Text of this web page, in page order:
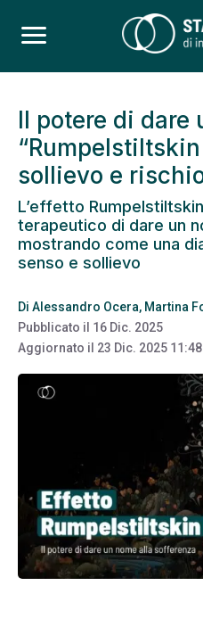
Il potere di dare
sollievo e
L’effetto
terapeutico di dare un
mostrando come una
senso e sollievo
Di Alessandro Ocera, Martina
Pubblicato il 16 Dic. 2025
Aggiornato il 23 Dic. 2025 11:48